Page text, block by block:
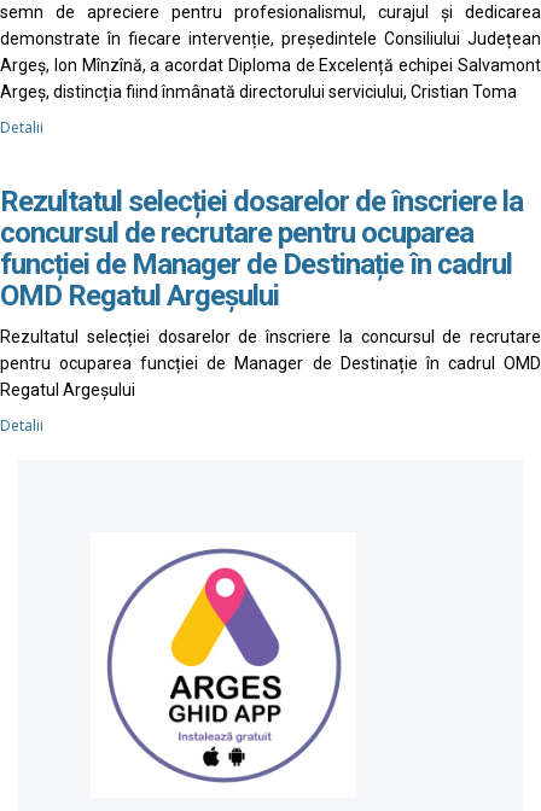
semn de apreciere pentru profesionalismul, curajul și dedicarea
demonstrate în fiecare intervenție, președintele Consiliului Județean
Argeș, Ion Mînzînă, a acordat Diploma de Excelență echipei Salvamont
Argeș, distincția fiind înmânată directorului serviciului, Cristian Toma
Detalii
Rezultatul selecției dosarelor de înscriere la
concursul de recrutare pentru ocuparea
funcției de Manager de Destinație în cadrul
OMD Regatul Argeșului
Rezultatul selecției dosarelor de înscriere la concursul de recrutare
pentru ocuparea funcției de Manager de Destinație în cadrul OMD
Regatul Argeșului
Detalii